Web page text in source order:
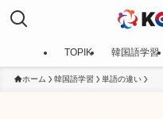
TOPIK 韓国語学習
ホーム 韓国語学習 単語の違い